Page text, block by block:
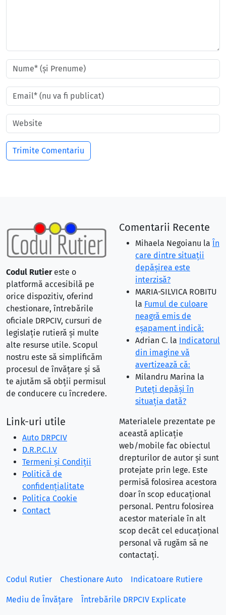
Codul Rutiereste o
platformă accesibilă pe
orice dispozitiv, oferind
chestionare, întrebările
oficiale DRPCIV, cursuri de
legislație rutieră și multe
alte resurse utile. Scopul
nostru este să simplificăm
procesul de învățare și să
te ajutăm să obții permisul
de conducere cu încredere.
Comentarii Recente
Mihaela Negoianu la În
care dintre situaţii
depăşirea este
interzisă?
MARIA-SILVICA ROBITU
la Fumul de culoare
neagră emis de
eşapament indică:
Adrian C. la Indicatorul
din imagine vă
avertizează că:
Milandru Marina la
Puteţi depăşi în
situaţia dată?
Link-uri utile
Auto DRPCIV
D.R.P.C.I.V
Termeni și Condiții
Politică de
confidențialitate
Politica Cookie
Contact
Materialele prezentate pe
această aplicație
web/mobile fac obiectul
drepturilor de autor și sunt
protejate prin lege. Este
permisă folosirea acestora
doar în scop educațional
personal. Pentru folosirea
acestor materiale în alt
scop decât cel educațional
personal vă rugăm să ne
contactați.
Codul Rutier Chestionare Auto Indicatoare Rutiere
Mediu de Învățare Întrebările DRPCIV Explicate